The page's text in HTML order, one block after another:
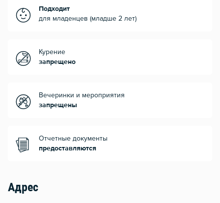
Подходит
для младенцев (младше 2 лет)
Курение
запрещено
Вечеринки и мероприятия
запрещены
Отчетные документы
предоставляются
Адрес